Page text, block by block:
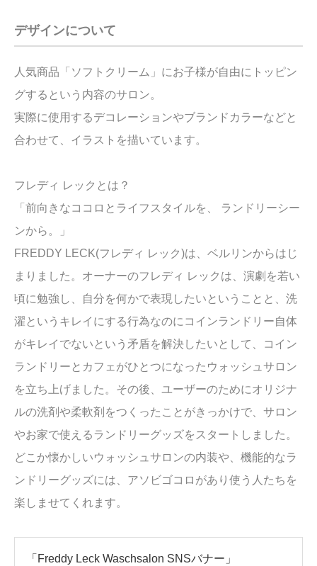
デザインについて
人気商品「ソフトクリーム」にお子様が自由にトッピン
グするという内容のサロン。
実際に使用するデコレーションやブランドカラーなどと
合わせて、イラストを描いています。
フレディ レックとは？
「前向きなココロとライフスタイルを、 ランドリーシー
ンから。」
FREDDY LECK(フレディ レック)は、ベルリンからはじ
まりました。オーナーのフレディ レックは、演劇を若い
頃に勉強し、自分を何かで表現したいということと、洗
濯というキレイにする行為なのにコインランドリー自体
がキレイでないという矛盾を解決したいとして、コイン
ランドリーとカフェがひとつになったウォッシュサロン
を立ち上げました。その後、ユーザーのためにオリジナ
ルの洗剤や柔軟剤をつくったことがきっかけで、サロン
やお家で使えるランドリーグッズをスタートしました。
どこか懐かしいウォッシュサロンの内装や、機能的なラ
ンドリーグッズには、アソビゴコロがあり使う人たちを
楽しませてくれます。
「 Freddy Leck Waschsalon SNSバナー」